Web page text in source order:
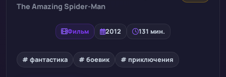
The Amazing Spider-Man
Фильм 2012 131 мин.
# фантастика # боевик # приключения